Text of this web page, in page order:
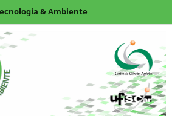
& Ambiente